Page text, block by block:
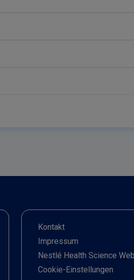
Kontakt
Impressum
Nestlé Health Science
Cookie-Einstellungen